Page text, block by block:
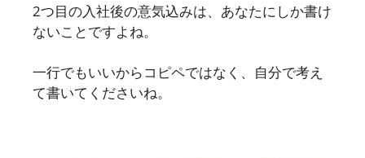
2つ目の入社後の意気込みは、あなたにしか書け
ないことですよね。
一行でもいいからコピペではなく、自分で考え
て書いてくださいね。